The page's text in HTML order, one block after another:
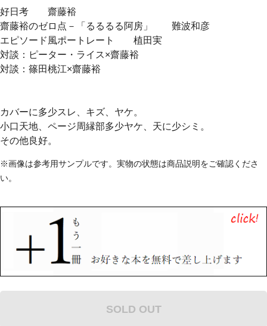
好日考 齋藤裕
齋藤裕のゼロ点－「るるるる阿房」 難波和彦
エピソード風ポートレート 植田実
対談：ピーター・ライス×齋藤裕
対談：篠田桃江×齋藤裕
カバーに多少スレ、キズ、ヤケ。
小口天地、ページ周縁部多少ヤケ、天に少シミ。
その他良好。
※画像は参考用サンプルです。実物の状態は商品説明をご確認くださ
い。
SOLD OUT